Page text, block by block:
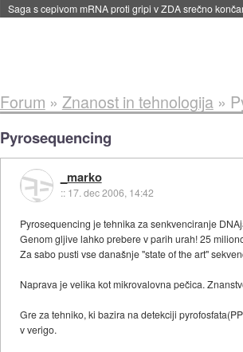
Saga s cepivom mRNA proti gripi v ZDA srečno
Forum » Znanost in tehnologija»
Pyrosequencing
_marko
:: 17. dec 2006, 14:42
Pyrosequencing je tehnika za senkvenciranje
Genom gljive lahko prebere v parih urah! 25
Za sabo pusti vse današnje "state of the art"
Naprava je velika kot mikrovalovna pečica.
Gre za tehniko, ki bazira na detekciji
v verigo.